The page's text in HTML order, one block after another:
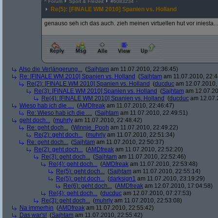
^ Forum Sport & Freizeit #6083234
Re(5): [FINALE WM 2010] Spanien vs. Holland
genauso seh ich das auch. zieh meinen virtuellen hut vor iniesta...
Also die Verlängerung... (Sajhtam am 11.07.2010, 22:36:45)
Re: [FINALE WM 2010] Spanien vs. Holland (Sajhtam am 11.07.2010,
Re(2): [FINALE WM 2010] Spanien vs. Holland (ducduc am
Re(3): [FINALE WM 2010] Spanien vs. Holland (Sajhtam am
Re(4): [FINALE WM 2010] Spanien vs. Holland (ducduc am
Wieso hab ich die .... (AMDfreak am 11.07.2010, 22:46:47)
Re: Wieso hab ich die .... (Sajhtam am 11.07.2010, 22:49:51)
geht doch... (muhrly am 11.07.2010, 22:48:42)
Re: geht doch... (Winnie_Pooh am 11.07.2010, 22:49:22)
Re(2): geht doch... (muhrly am 11.07.2010, 22:51:34)
Re: geht doch... (Sajhtam am 11.07.2010, 22:50:37)
Re(2): geht doch... (AMDfreak am 11.07.2010, 22:52:20)
Re(3): geht doch... (Sajhtam am 11.07.2010, 22:52:46)
Re(4): geht doch... (AMDfreak am 11.07.2010, 22:53:48)
Re(5): geht doch... (Sajhtam am 11.07.2010, 22:55:14)
Re(5): geht doch... (darksign1 am 11.07.2010, 23:19:29)
Re(6): geht doch... (AMDfreak am 12.07.2010, 17:04:58)
Re(4): geht doch... (ducduc am 12.07.2010, 07:27:53)
Re(3): geht doch... (muhrly am 11.07.2010, 22:53:08)
Na immerhin (AMDfreak am 11.07.2010, 22:55:42)
Das war's! (Sajhtam am 11.07.2010, 22:55:42)